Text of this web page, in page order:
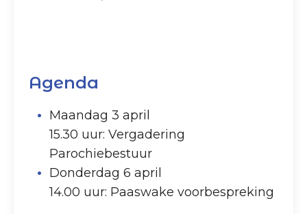
Agenda
Maandag 3 april
15.30 uur: Vergadering
Parochiebestuur
Donderdag 6 april
14.00 uur: Paaswake voorbespreking